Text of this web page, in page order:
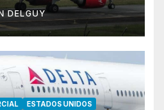
Bogotá
DELGUY
ESTADOS UNIDOS